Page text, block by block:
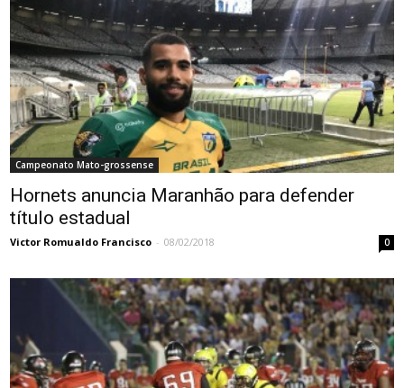
Campeonato Mato-grossense
Hornets anuncia Maranhão para defender
título estadual
Victor Romualdo Francisco - 08/02/2018 0